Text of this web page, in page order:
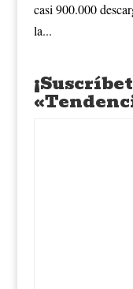
casi 900.000
la...